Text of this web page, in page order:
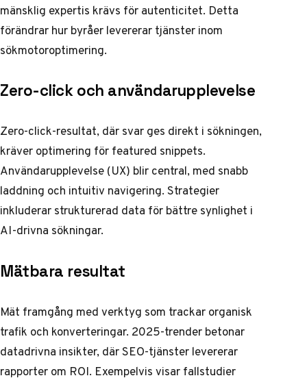
mänsklig expertis krävs för autenticitet. Detta
förändrar hur byråer levererar tjänster inom
sökmotoroptimering.
Zero-click och användarupplevelse
Zero-click-resultat, där svar ges direkt i sökningen,
kräver optimering för featured snippets.
Användarupplevelse (UX) blir central, med snabb
laddning och intuitiv navigering. Strategier
inkluderar strukturerad data för bättre synlighet i
AI-drivna sökningar.
Mätbara resultat
Mät framgång med verktyg som trackar organisk
trafik och konverteringar. 2025-trender betonar
datadrivna insikter, där SEO-tjänster levererar
rapporter om ROI. Exempelvis visar fallstudier